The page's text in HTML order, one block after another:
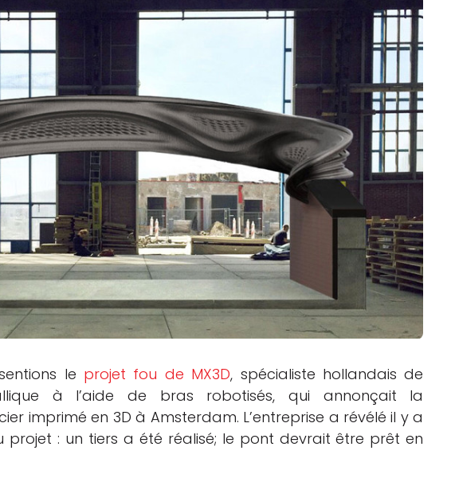
Logiciels 3D
Matériaux
Scanners 3D
Vidéos
le projet fou de MX3D, spécialiste hollandais de
à l’aide de bras robotisés, qui annonçait la
imprimé en 3D à Amsterdam. L’entreprise a révélé il y a
projet : un tiers a été réalisé; le pont devrait être prêt en